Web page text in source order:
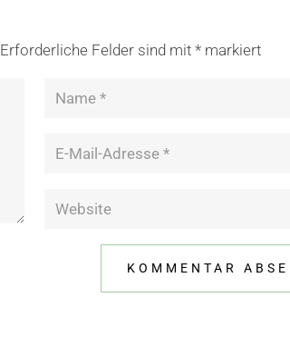
Erforderliche Felder sind mit* markiert